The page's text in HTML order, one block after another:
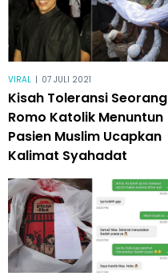
VIRAL | 07 JULI 2021
Kisah Toleransi Seorang
Romo Katolik Menuntun
Pasien Muslim Ucapkan
Kalimat Syahadat